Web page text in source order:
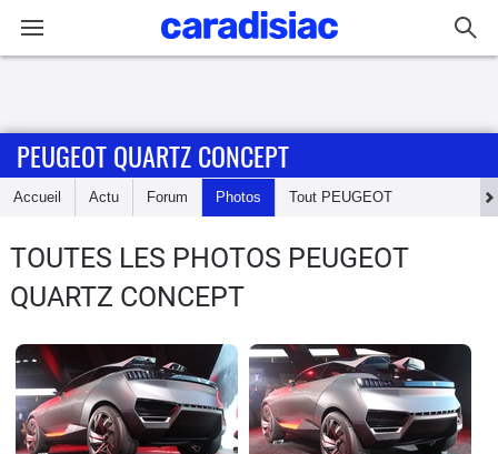
Accueil
Essais
d'achat
Electriques
PEUGEOT QUARTZ CONCEPT
Accueil Actu Forum Photos Tout PEUGEOT
TOUTES LES PHOTOS PEUGEOT
QUARTZ CONCEPT